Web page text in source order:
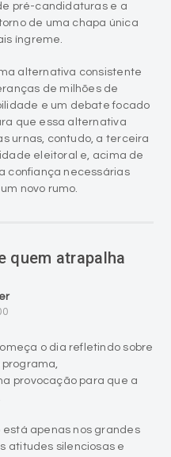
pré-candidaturas e a
de uma chapa única
íngreme.
alternativa consistente
de milhões de
e um debate focado
que essa alternativa
urnas, contudo, a terceira
eleitoral e, acima de
confiança necessárias
novo rumo.
quem atrapalha
o dia refletindo sobre
provocação para que a
apenas nos grandes
atitudes silenciosas e